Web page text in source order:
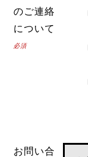
のご連絡
について
必須
お問い合